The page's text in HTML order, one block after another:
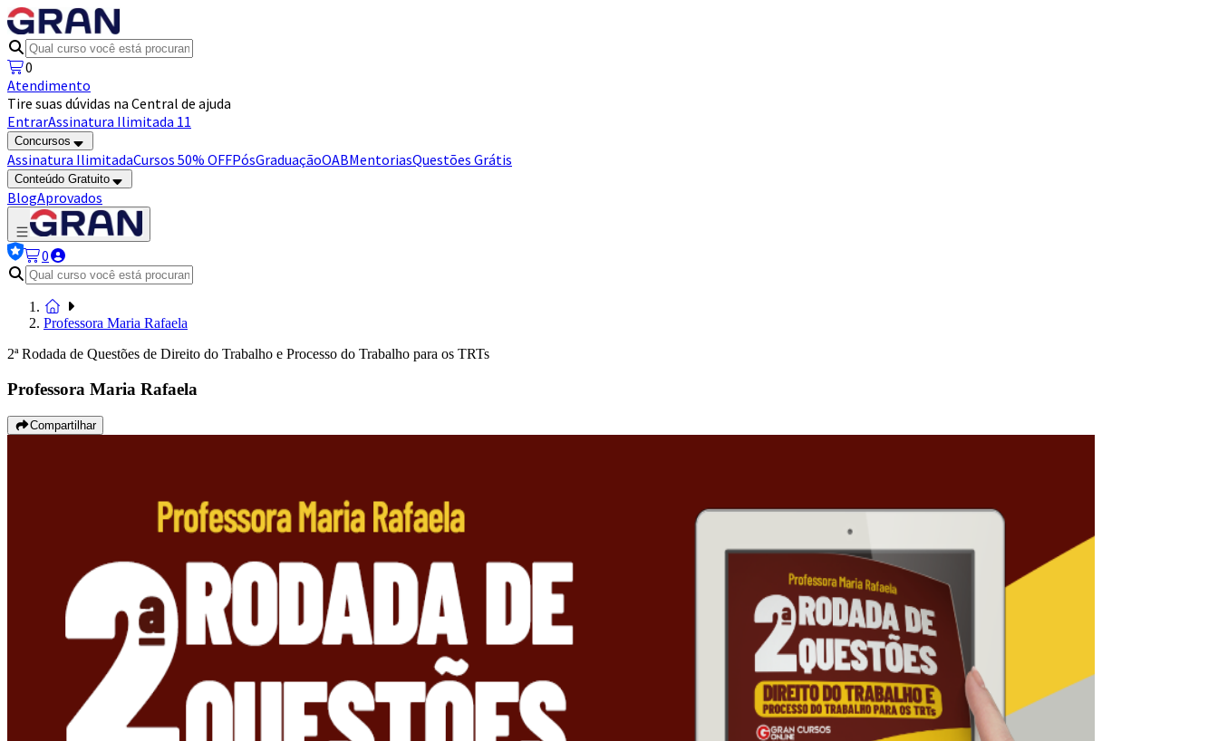
0
Atendimento
Tire suas dúvidas na Central de ajuda
EntrarAssinatura Ilimitada 11
Concursos
Assinatura IlimitadaCursos 50% OFFPósGraduaçãoOABMentoriasQuestões Grátis
Conteúdo Gratuito
BlogAprovados
0
Professora Maria Rafaela
2ª Rodada de Questões de Direito do Trabalho e Processo do Trabalho para os TRTs
Professora Maria Rafaela
Compartilhar